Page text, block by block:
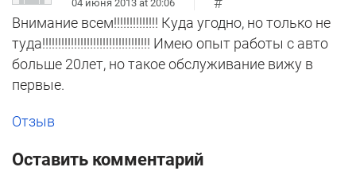
04 июня 2013 at 20:06
Внимание всем!!!!!!!!!!!!!! Куда угодно, но только не
туда!!!!!!!!!!!!!!!!!!!!!!!!!!!!!!!!!! Имею опыт работы с авто
больше 20лет, но такое обслуживание вижу в
первые.
Отзыв
Оставить комментарий